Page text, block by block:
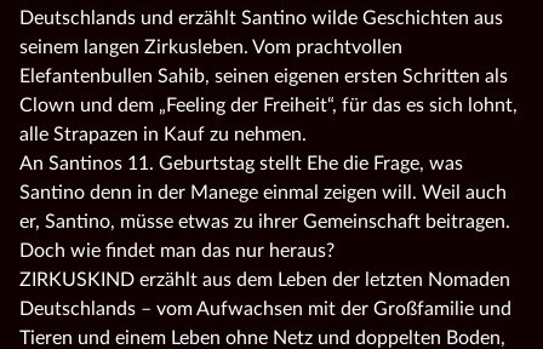
Deutschlands und erzählt Santino wilde Geschichten aus
seinem langen Zirkusleben. Vom prachtvollen
Elefantenbullen Sahib, seinen eigenen ersten Schritten als
Clown und dem „Feeling der Freiheit“, für das es sich lohnt,
alle Strapazen in Kauf zu nehmen.
An Santinos 11. Geburtstag stellt Ehe die Frage, was
Santino denn in der Manege einmal zeigen will. Weil auch
er, Santino, müsse etwas zu ihrer Gemeinschaft beitragen.
Doch wie findet man das nur heraus?
ZIRKUSKIND erzählt aus dem Leben der letzten Nomaden
Deutschlands – vom Aufwachsen mit der Großfamilie und
Tieren und einem Leben ohne Netz und doppelten Boden,